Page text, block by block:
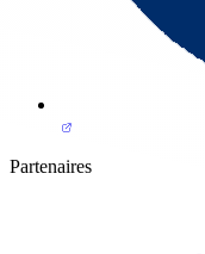
Partenaires